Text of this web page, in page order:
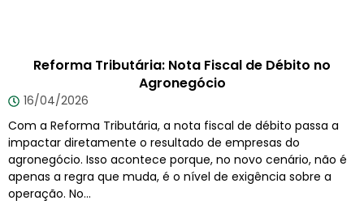
Reforma Tributária: Nota Fiscal de Débito no
Agronegócio
16/04/2026
Com a Reforma Tributária, a nota fiscal de débito passa a
impactar diretamente o resultado de empresas do
agronegócio. Isso acontece porque, no novo cenário, não é
apenas a regra que muda, é o nível de exigência sobre a
operação. No...